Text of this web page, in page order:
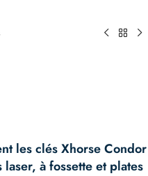
les clés Xhorse Condor
à fossette et plates